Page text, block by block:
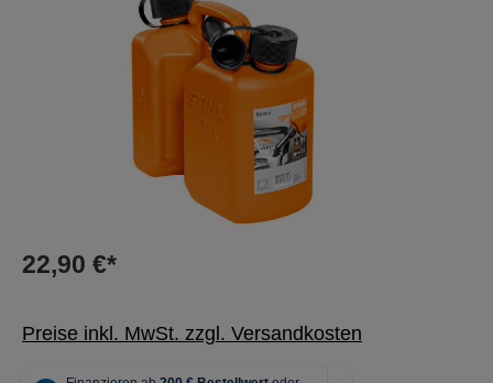
22,90 €*
Preise inkl. MwSt. zzgl. Versandkosten